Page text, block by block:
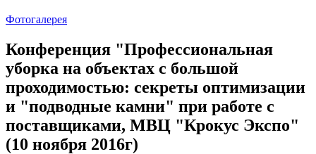
Фотогалерея
Конференция "Профессиональная
уборка на объектах с большой
проходимостью: секреты оптимизации
и "подводные камни" при работе с
поставщиками, МВЦ "Крокус Экспо"
(10 ноября 2016г)